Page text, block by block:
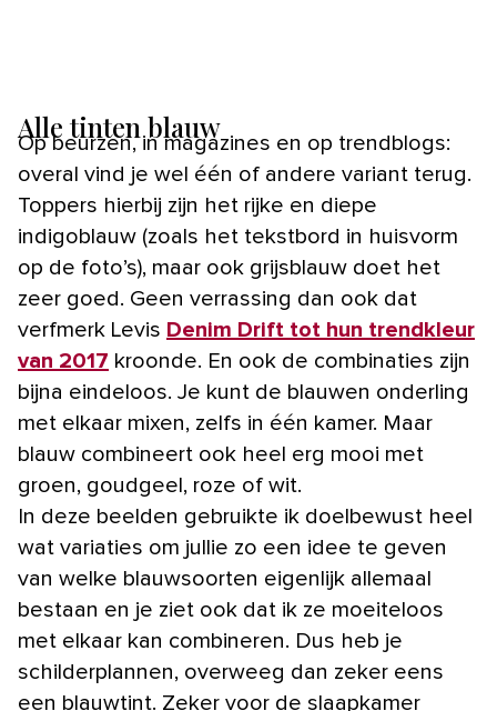
Alle tinten blauw
Op beurzen, in magazines en op trendblogs:
overal vind je wel één of andere variant terug.
Toppers hierbij zijn het rijke en diepe
indigoblauw (zoals het tekstbord in huisvorm
op de foto’s), maar ook grijsblauw doet het
zeer goed. Geen verrassing dan ook dat
verfmerk Levis Denim Drift tot hun trendkleur
van 2017 kroonde. En ook de combinaties zijn
bijna eindeloos. Je kunt de blauwen onderling
met elkaar mixen, zelfs in één kamer. Maar
blauw combineert ook heel erg mooi met
groen, goudgeel, roze of wit.
In deze beelden gebruikte ik doelbewust heel
wat variaties om jullie zo een idee te geven
van welke blauwsoorten eigenlijk allemaal
bestaan en je ziet ook dat ik ze moeiteloos
met elkaar kan combineren. Dus heb je
schilderplannen, overweeg dan zeker eens
een blauwtint. Zeker voor de slaapkamer